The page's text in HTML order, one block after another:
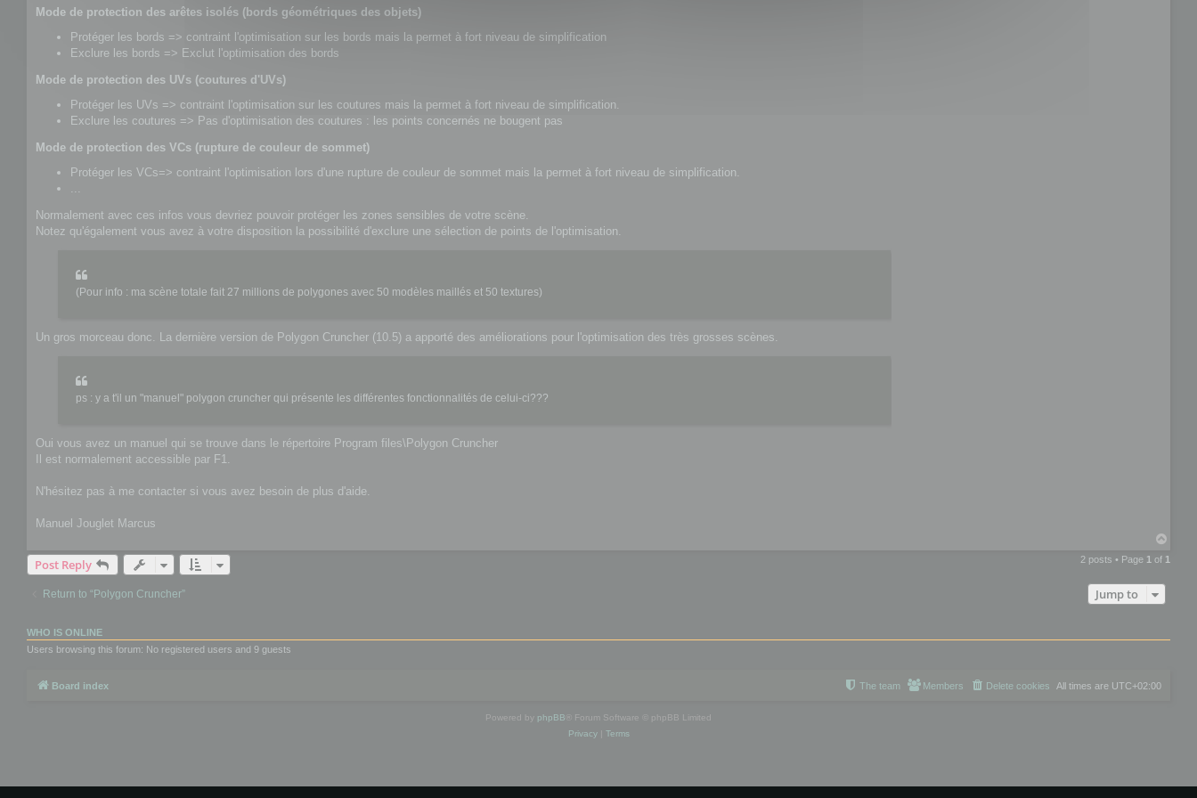
Mode de protection des arêtes isolés (bords géométriques des objets)
Protéger les bords => contraint l'optimisation sur les bords mais la permet à fort niveau de simplification
Exclure les bords => Exclut l'optimisation des bords
Mode de protection des UVs (coutures d'UVs)
Protéger les UVs => contraint l'optimisation sur les coutures mais la permet à fort niveau de simplification.
Exclure les coutures => Pas d'optimisation des coutures : les points concernés ne bougent pas
Mode de protection des VCs (rupture de couleur de sommet)
Protéger les VCs=> contraint l'optimisation lors d'une rupture de couleur de sommet mais la permet à fort niveau de simplification.
...
Normalement avec ces infos vous devriez pouvoir protéger les zones sensibles de votre scène.
Notez qu'également vous avez à votre disposition la possibilité d'exclure une sélection de points de l'optimisation.
(Pour info : ma scène totale fait 27 millions de polygones avec 50 modèles maillés et 50 textures)
Un gros morceau donc. La dernière version de Polygon Cruncher (10.5) a apporté des améliorations pour l'optimisation des très grosses scènes.
ps : y a t'il un "manuel" polygon cruncher qui présente les différentes fonctionnalités de celui-ci???
Oui vous avez un manuel qui se trouve dans le répertoire Program files\Polygon Cruncher
Il est normalement accessible par F1.
N'hésitez pas à me contacter si vous avez besoin de plus d'aide.
Manuel Jouglet Marcus
p
Post Reply 2 posts • Page 1 of 1
Return to “Polygon Cruncher” Jump to
WHO IS ONLINE
Users browsing this forum: No registered users and 9 guests
Board index All times are UTC+02:00
Delete cookies
Members
The team
Powered by phpBB ® Forum Software © phpBB Limited
Privacy| Terms